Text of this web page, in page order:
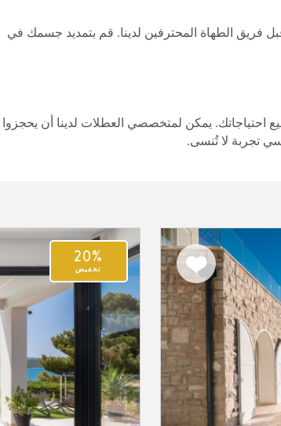
فريق الطهاة المحترفين لدينا. قم بتمديد جسمك في
احتياجاتك. يمكن لمتخصصي العطلات لدينا أن يحجزوا
تجربة لا تُنسى.
الى
20%
تخفيض